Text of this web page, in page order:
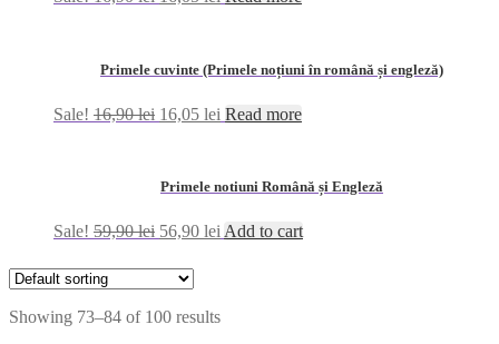
Primele cuvinte (Primele noțiuni în română și engleză)
Sale! 16,90lei 16,05 lei Read more
Primele notiuni Română și Engleză
Sale! 59,90lei 56,90 lei Add to cart
Showing 73–84 of 100 results